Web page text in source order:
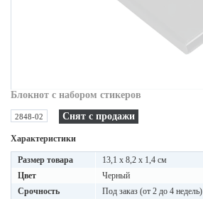
Блокнот с набором стикеров
2848-02 Снят с продажи
Характеристики
Размер товара
13,1 x 8,2 x 1,4 см
Цвет
Черный
Срочность
Под заказ (от 2 до 4 недель)